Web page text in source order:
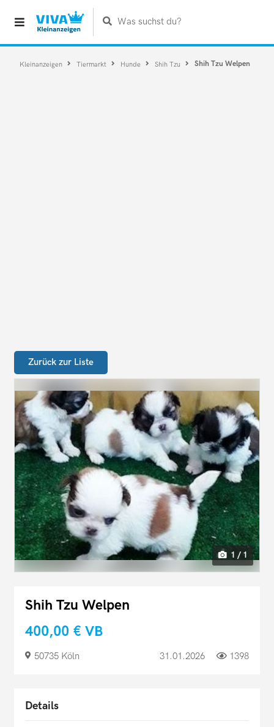
Was suchst du?
Kleinanzeigen Tiermarkt Hunde Shih Tzu Shih Tzu Welpen
Zurück zur Liste
1 / 1
Shih Tzu Welpen
400,00 € VB
50735 Köln 31.01.2026 1398
Details